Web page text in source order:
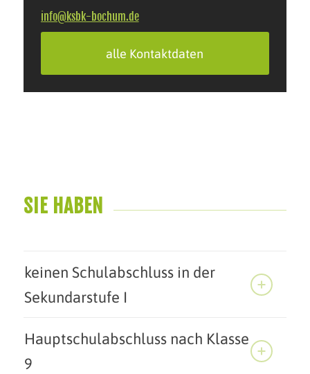
info@ksbk-bochum.de
alle Kontaktdaten
SIE HABEN
keinen Schulabschluss in der
Sekundarstufe I
Hauptschulabschluss nach Klasse
9